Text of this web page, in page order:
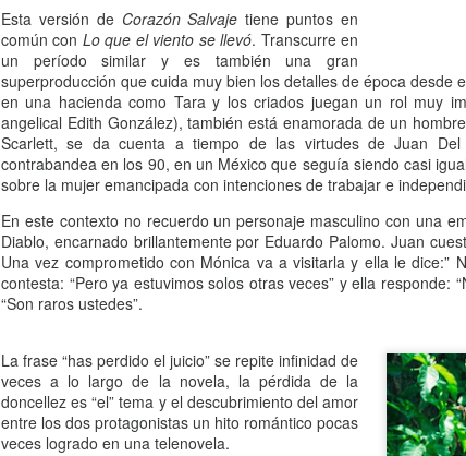
Esta versión deCorazón Salvajetiene puntos en
común con Lo que el viento se llevó. Transcurre en
un período similar y es también una gran
superproducción que cuida muy bien los detalles de época desde
en una hacienda como Tara y los criados juegan un rol muy
angelical Edith González), también está enamorada de un
Scarlett, se da cuenta a tiempo de las virtudes de Juan
contrabandea en los 90, en un México que seguía siendo casi
sobre la mujer emancipada con intenciones de trabajar e
En este contexto no recuerdo un personaje masculino con una
Diablo, encarnado brillantemente por Eduardo Palomo. Juan
Una vez comprometido con Mónica va a visitarla y ella le dice:”
contesta: “Pero ya estuvimos solos otras veces” y ella responde:
“Son raros ustedes”.
La frase “has perdido el juicio” se repite infinidad de
veces a lo largo de la novela, la pérdida de la
doncellez es “el” tema y el descubrimiento del amor
entre los dos protagonistas un hito romántico pocas
veces logrado en una telenovela.
Esta tarde le gustaría volver a Virginia Woolf.
Toma un libro al azar y lo abre. Inmediatamente
Recorre algunas líneas…
Virginia no está en su escritorio. Junto a la
concentra la última luz que llega del jardín.
lee, entre el té y la cena.
JAN
13
¿Broncearse? ¡Un quemo!
Por Guadalupe Treibel
Me entero tarde -por puro despiste- y siento la
descular el asunto para quienes todavía se
forma segura de quedar color canela: el
Es un oxímoron, un verso. Resulta que eso que
ADN de sus células.
JAN
13
Volante, hormonas y burocracia
Por Mariela Sexer